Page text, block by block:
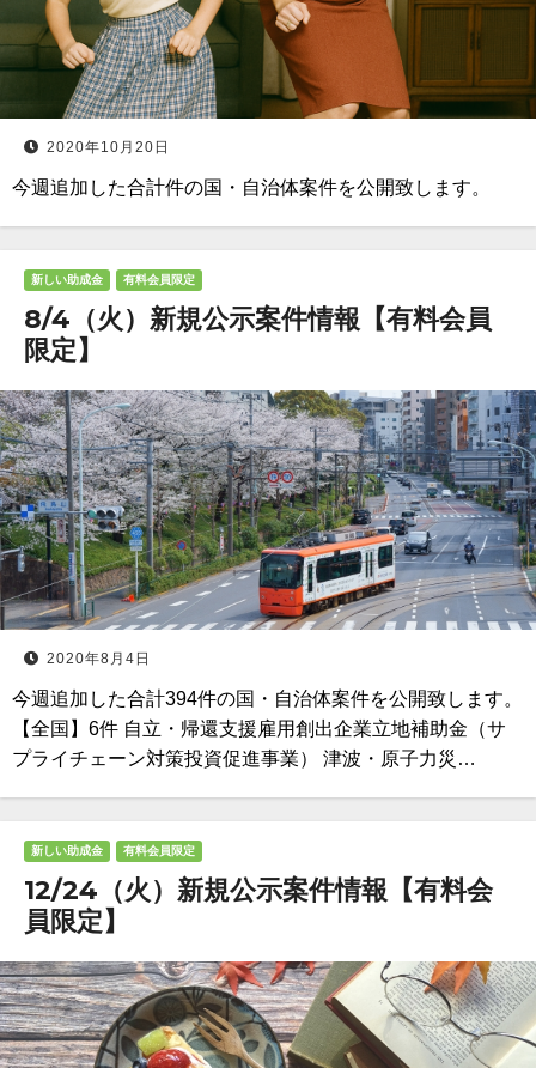
2020年10月20日
今週追加した合計件の国・自治体案件を公開致します。
新しい助成金 有料会員限定
8/4（火）新規公示案件情報【有料会員
限定】
2020年8月4日
今週追加した合計394件の国・自治体案件を公開致します。
【全国】6件 自立・帰還支援雇用創出企業立地補助金（サ
プライチェーン対策投資促進事業） 津波・原子力災…
新しい助成金 有料会員限定
12/24（火）新規公示案件情報【有料会
員限定】